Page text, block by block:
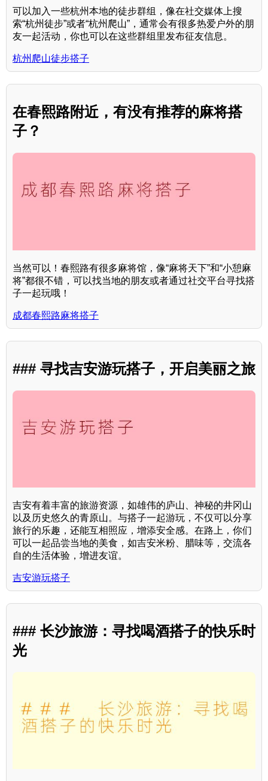
可以加入一些杭州本地的徒步群组，像在社交媒体上搜
索“杭州徒步”或者“杭州爬山”，通常会有很多热爱户外的朋
友一起活动，你也可以在这些群组里发布征友信息。
杭州爬山徒步搭子
在春熙路附近，有没有推荐的麻将搭
子？
当然可以！春熙路有很多麻将馆，像“麻将天下”和“小憩麻
将”都很不错，可以找当地的朋友或者通过社交平台寻找搭
子一起玩哦！
成都春熙路麻将搭子
### 寻找吉安游玩搭子，开启美丽之旅
吉安有着丰富的旅游资源，如雄伟的庐山、神秘的井冈山
以及历史悠久的青原山。与搭子一起游玩，不仅可以分享
旅行的乐趣，还能互相照应，增添安全感。在路上，你们
可以一起品尝当地的美食，如吉安米粉、腊味等，交流各
自的生活体验，增进友谊。
吉安游玩搭子
### 长沙旅游：寻找喝酒搭子的快乐时
光